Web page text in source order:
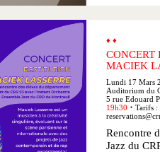
♦ ♦
CONCERT
MACIEK
Lundi 17 Mars
Auditorium du
5 rue Edouard
19h30
●
Tarifs :
Rencontre
Jazz du